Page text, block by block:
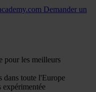
Demander un
pour les meilleurs
dans toute l'Europe
expérimentée